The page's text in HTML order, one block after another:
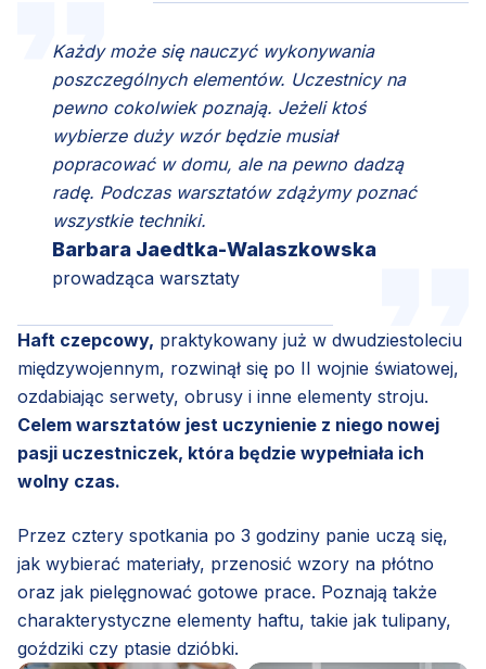
Każdy może się nauczyć wykonywania
poszczególnych elementów. Uczestnicy na
pewno cokolwiek poznają. Jeżeli ktoś
wybierze duży wzór będzie musiał
popracować w domu, ale na pewno dadzą
radę. Podczas warsztatów zdążymy poznać
wszystkie techniki.
Barbara Jaedtka-Walaszkowska
prowadząca warsztaty
Haft czepcowy, praktykowany już w dwudziestoleciu
międzywojennym, rozwinął się po II wojnie światowej,
ozdabiając serwety, obrusy i inne elementy stroju.
Celem warsztatów jest uczynienie z niego nowej
pasji uczestniczek, która będzie wypełniała ich
wolny czas.
Przez cztery spotkania po 3 godziny panie uczą się,
jak wybierać materiały, przenosić wzory na płótno
oraz jak pielęgnować gotowe prace. Poznają także
charakterystyczne elementy haftu, takie jak tulipany,
goździki czy ptasie dzióbki.